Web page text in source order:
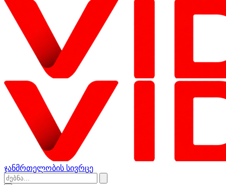
ჯანმრთელობის სივრცე